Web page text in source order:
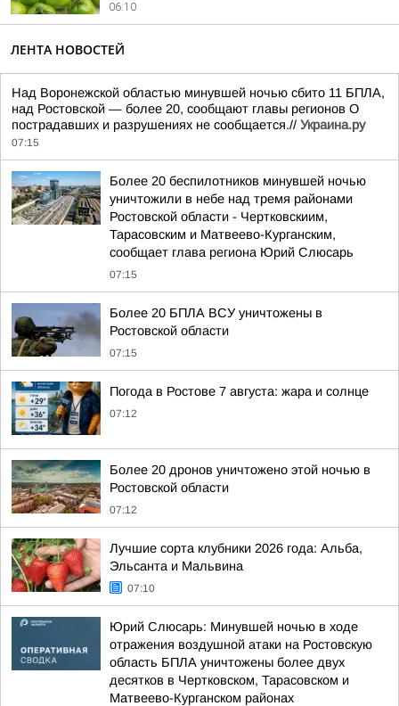
06:10
ЛЕНТА НОВОСТЕЙ
Над Воронежской областью минувшей ночью сбито 11 БПЛА,
над Ростовской — более 20, сообщают главы регионов О
пострадавших и разрушениях не сообщается.// Украина.ру
07:15
Более 20 беспилотников минувшей ночью
уничтожили в небе над тремя районами
Ростовской области - Чертковскиим,
Тарасовским и Матвеево-Курганским,
сообщает глава региона Юрий Слюсарь
07:15
Более 20 БПЛА ВСУ уничтожены в
Ростовской области
07:15
Погода в Ростове 7 августа: жара и солнце
07:12
Более 20 дронов уничтожено этой ночью в
Ростовской области
07:12
Лучшие сорта клубники 2026 года: Альба,
Эльсанта и Мальвина
07:10
Юрий Слюсарь: Минувшей ночью в ходе
отражения воздушной атаки на Ростовскую
область БПЛА уничтожены более двух
десятков в Чертковском, Тарасовском и
Матвеево-Курганском районах